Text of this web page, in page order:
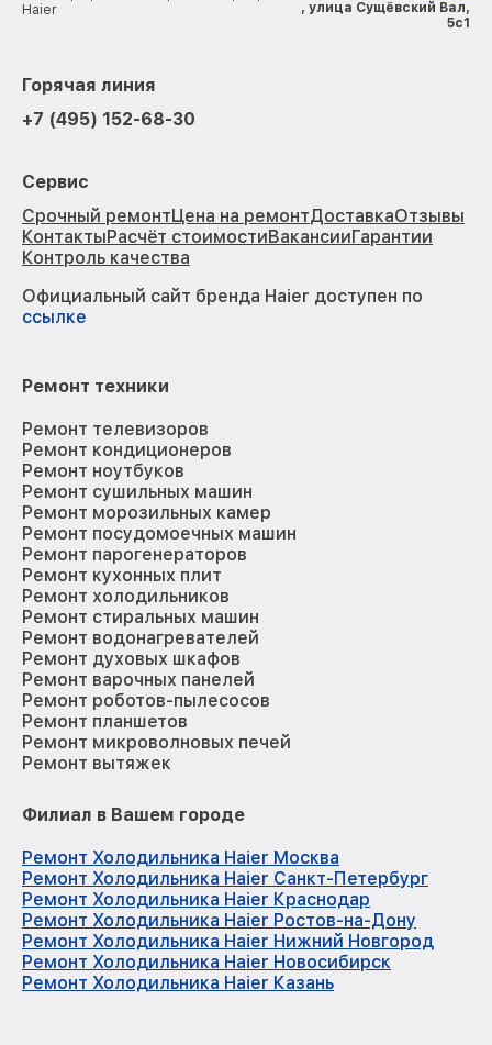
Haier
, улица Сущёвский Вал,
5с1
Горячая линия
+7 (495) 152-68-30
Сервис
Срочный ремонтЦена на ремонтДоставкаОтзывы
КонтактыРасчёт стоимостиВакансииГарантии
Контроль качества
Официальный сайт бренда Haier доступен по
ссылке
Ремонт техники
Ремонт телевизоров
Ремонт кондиционеров
Ремонт ноутбуков
Ремонт сушильных машин
Ремонт морозильных камер
Ремонт посудомоечных машин
Ремонт парогенераторов
Ремонт кухонных плит
Ремонт холодильников
Ремонт стиральных машин
Ремонт водонагревателей
Ремонт духовых шкафов
Ремонт варочных панелей
Ремонт роботов-пылесосов
Ремонт планшетов
Ремонт микроволновых печей
Ремонт вытяжек
Филиал в Вашем городе
Ремонт Холодильника Haier Москва
Ремонт Холодильника Haier Санкт-Петербург
Ремонт Холодильника Haier Краснодар
Ремонт Холодильника Haier Ростов-на-Дону
Ремонт Холодильника Haier Нижний Новгород
Ремонт Холодильника Haier Новосибирск
Ремонт Холодильника Haier Казань